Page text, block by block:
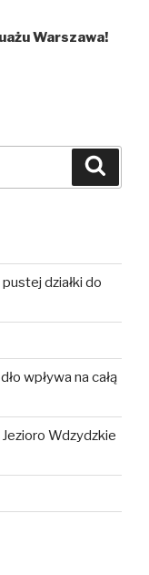
Warszawa!
działki do
wpływa na całą
Wdzydzkie